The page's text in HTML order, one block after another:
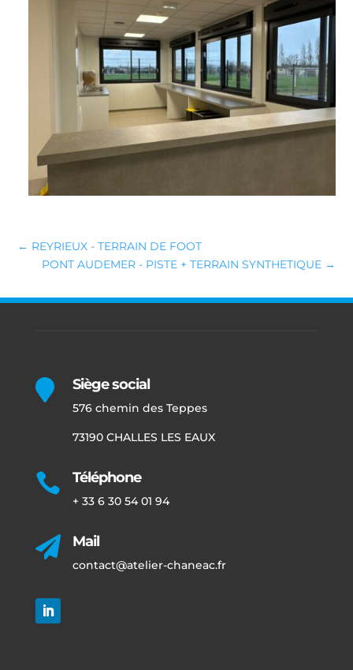
← REYRIEUX - TERRAIN DE FOOT
PONT AUDEMER - PISTE + TERRAIN SYNTHETIQUE→
 Siège social
576 chemin des Teppes
73190 CHALLES LES EAUX
 Téléphone
+ 33 6 30 54 01 94
 Mail
contact@atelier-chaneac.fr